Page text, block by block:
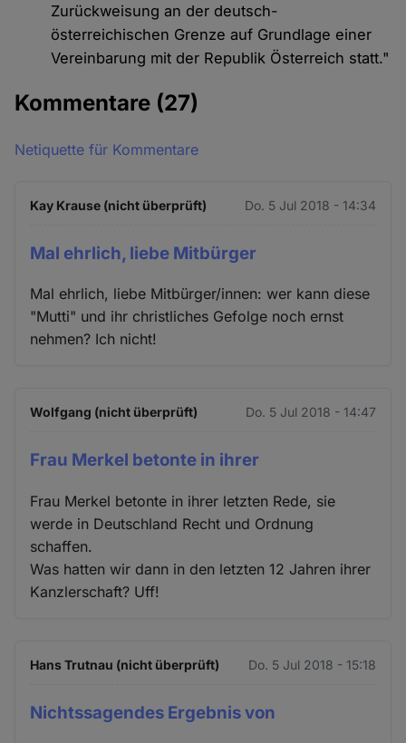
Zurückweisung an der deutsch-
österreichischen Grenze auf Grundlage einer
Vereinbarung mit der Republik Österreich statt."
Kommentare (27)
Netiquette für Kommentare
Kay Krause (nicht überprüft) Do. 5 Jul 2018 - 14:34
Mal ehrlich, liebe Mitbürger
Mal ehrlich, liebe Mitbürger/innen: wer kann diese
"Mutti" und ihr christliches Gefolge noch ernst
nehmen? Ich nicht!
Wolfgang (nicht überprüft) Do. 5 Jul 2018 - 14:47
Frau Merkel betonte in ihrer
Frau Merkel betonte in ihrer letzten Rede, sie
werde in Deutschland Recht und Ordnung
schaffen.
Was hatten wir dann in den letzten 12 Jahren ihrer
Kanzlerschaft? Uff!
Hans Trutnau (nicht überprüft) Do. 5 Jul 2018 - 15:18
Nichtssagendes Ergebnis von